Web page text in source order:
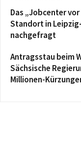
Das „Jobcenter
Standort in
nachgefragt
Antragsstau beim
Sächsische
Millionen-